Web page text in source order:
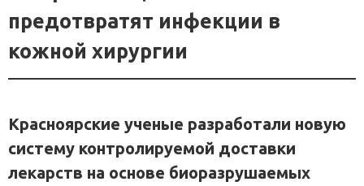
предотвратят инфекции в
кожной хирургии
Красноярские ученые разработали новую
систему контролируемой доставки
лекарств на основе биоразрушаемых